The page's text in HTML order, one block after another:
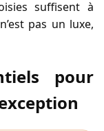
suffisent à
pas un luxe,
pour